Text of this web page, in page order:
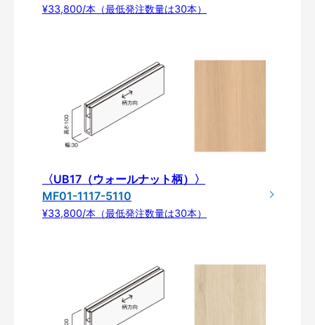
¥33,800/本（最低発注数量は30本）
〈UB17（ウォールナット柄）〉
MF01-1117-5110
¥33,800/本（最低発注数量は30本）